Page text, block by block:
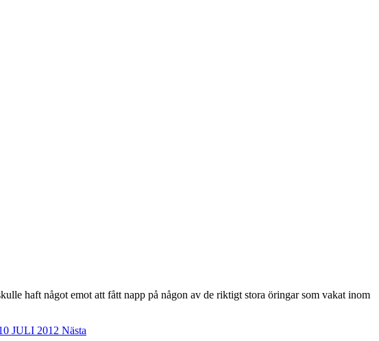
haft något emot att fått napp på någon av de riktigt stora öringar som vakat inom
JULI 2012 Nästa